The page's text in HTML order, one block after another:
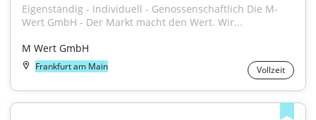
Eigenständig - Individuell - Genossenschaftlich Die M-
Wert GmbH - Der Markt macht den Wert. Wir...
M Wert GmbH
Frankfurt am Main Vollzeit